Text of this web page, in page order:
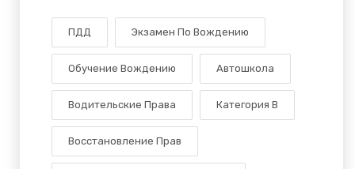
ПДД Экзамен По Вождению
Обучение Вождению Автошкола
Водительские Права Категория В
Восстановление Прав